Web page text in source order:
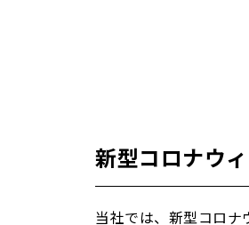
新型コロナウ
当社では、新型コロナ